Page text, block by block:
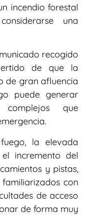
incendio forestal
una
recogido
de que la
de gran afluencia
puede generar
complejos que
la elevada
incremento del
y pistas,
con
de acceso
de forma muy